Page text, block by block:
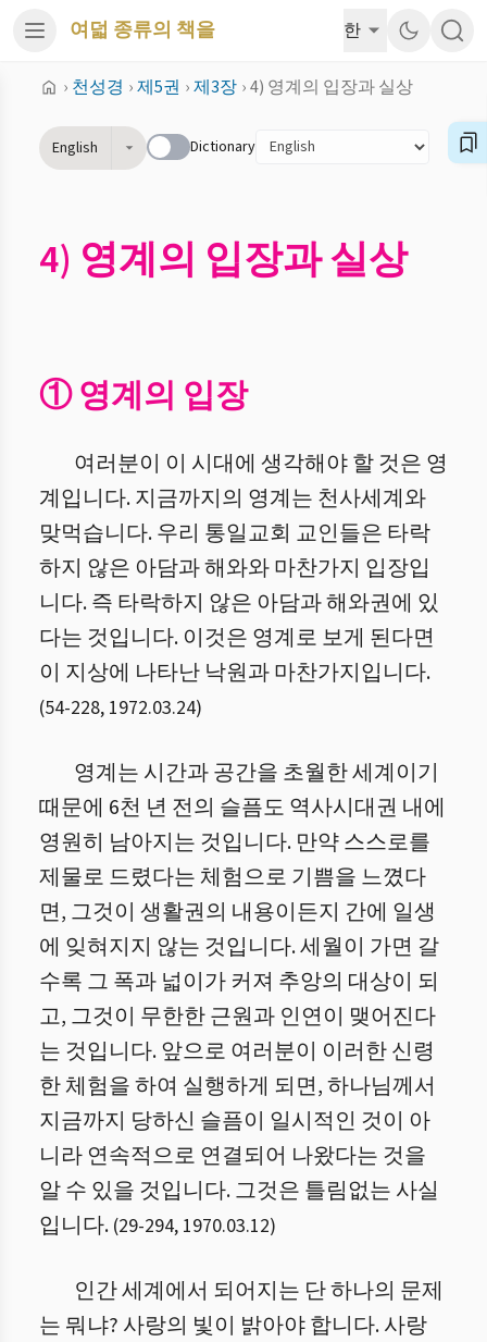
여덟 종류의 책을 한
› 천성경 ›제5권 ›제3장 ›4) 영계의 입장과 실상
English Dictionary
4) 영계의 입장과 실상
① 영계의 입장
여러분이 이 시대에 생각해야 할 것은 영
계입니다. 지금까지의 영계는 천사세계와
맞먹습니다. 우리 통일교회 교인들은 타락
하지 않은 아담과 해와와 마찬가지 입장입
니다. 즉 타락하지 않은 아담과 해와권에 있
다는 것입니다. 이것은 영계로 보게 된다면
이 지상에 나타난 낙원과 마찬가지입니다.
(54-228, 1972.03.24)
영계는 시간과 공간을 초월한 세계이기
때문에 6천 년 전의 슬픔도 역사시대권 내에
영원히 남아지는 것입니다. 만약 스스로를
제물로 드렸다는 체험으로 기쁨을 느꼈다
면, 그것이 생활권의 내용이든지 간에 일생
에 잊혀지지 않는 것입니다. 세월이 가면 갈
수록 그 폭과 넓이가 커져 추앙의 대상이 되
고, 그것이 무한한 근원과 인연이 맺어진다
는 것입니다. 앞으로 여러분이 이러한 신령
한 체험을 하여 실행하게 되면, 하나님께서
지금까지 당하신 슬픔이 일시적인 것이 아
니라 연속적으로 연결되어 나왔다는 것을
알 수 있을 것입니다. 그것은 틀림없는 사실
입니다. (29-294, 1970.03.12)
인간 세계에서 되어지는 단 하나의 문제
는 뭐냐? 사랑의 빛이 밝아야 합니다. 사랑